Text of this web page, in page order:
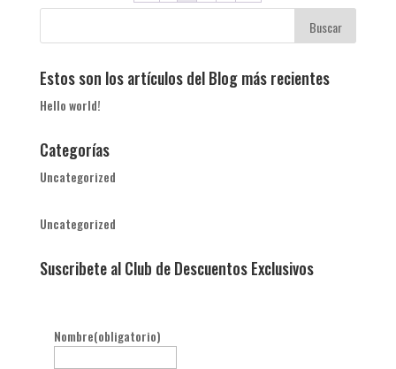
Estos son los artículos del Blog más recientes
Hello world!
Categorías
Uncategorized
Uncategorized
Suscribete al Club de Descuentos Exclusivos
Nombre(obligatorio)